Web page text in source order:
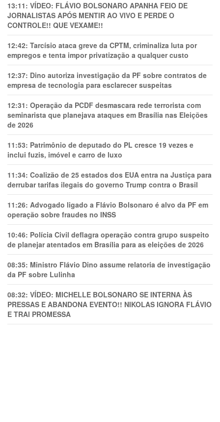
13:11: VÍDEO: FLÁVIO BOLSONARO APANHA FEIO DE
JORNALISTAS APÓS MENTIR AO VIVO E PERDE O
CONTROLE!! QUE VEXAME!!
12:42: Tarcísio ataca greve da CPTM, criminaliza luta por
empregos e tenta impor privatização a qualquer custo
12:37: Dino autoriza investigação da PF sobre contratos de
empresa de tecnologia para esclarecer suspeitas
12:31: Operação da PCDF desmascara rede terrorista com
seminarista que planejava ataques em Brasília nas Eleições
de 2026
11:53: Patrimônio de deputado do PL cresce 19 vezes e
inclui fuzis, imóvel e carro de luxo
11:34: Coalizão de 25 estados dos EUA entra na Justiça para
derrubar tarifas ilegais do governo Trump contra o Brasil
11:26: Advogado ligado a Flávio Bolsonaro é alvo da PF em
operação sobre fraudes no INSS
10:46: Polícia Civil deflagra operação contra grupo suspeito
de planejar atentados em Brasília para as eleições de 2026
08:35: Ministro Flávio Dino assume relatoria de investigação
da PF sobre Lulinha
08:32: VÍDEO: MICHELLE BOLSONARO SE INTERNA ÀS
PRESSAS E ABANDONA EVENTO!! NIKOLAS IGNORA FLÁVIO
E TRAl PROMESSA